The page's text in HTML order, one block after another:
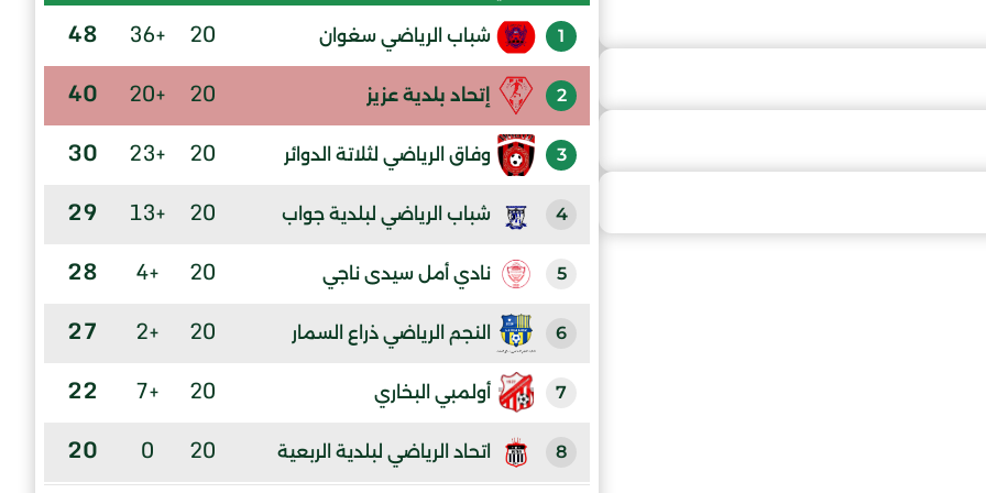
1 شباب الرياضي سغوان 20
+36
48
2 إتحاد بلدية عزيز 20
+20
40
3 وفاق الرياضي لثلاتة الدوائر 20
+23
30
4 شباب الرياضي لبلدية جواب 20
+13
29
5 نادي أمل سيدى ناجي 20
+4
28
6 النجم الرياضي ذراع السمار 20
+2
27
7 أولمبي البخاري 20
+7
22
8 اتحاد الرياضي لبلدية الربعية 20
0
20